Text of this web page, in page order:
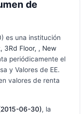
de
) es una institución
3Rd Floor, , New
periódicamente el
y Valores de EE.
valores de renta
06-30), la